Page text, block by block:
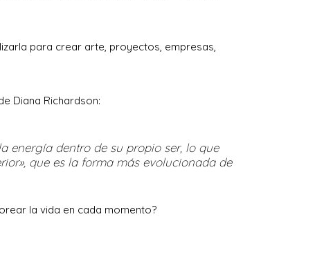
para crear arte, proyectos, empresas,
Diana Richardson:
energía dentro de su propio ser, lo que
que es la forma más evolucionada de
la vida en cada momento?